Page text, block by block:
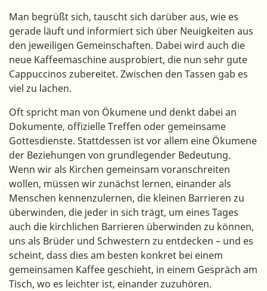
Man begrüßt sich, tauscht sich darüber aus, wie es
gerade läuft und informiert sich über Neuigkeiten aus
den jeweiligen Gemeinschaften. Dabei wird auch die
neue Kaffeemaschine ausprobiert, die nun sehr gute
Cappuccinos zubereitet. Zwischen den Tassen gab es
viel zu lachen.
Oft spricht man von Ökumene und denkt dabei an
Dokumente, offizielle Treffen oder gemeinsame
Gottesdienste. Stattdessen ist vor allem eine Ökumene
der Beziehungen von grundlegender Bedeutung.
Wenn wir als Kirchen gemeinsam voranschreiten
wollen, müssen wir zunächst lernen, einander als
Menschen kennenzulernen, die kleinen Barrieren zu
überwinden, die jeder in sich trägt, um eines Tages
auch die kirchlichen Barrieren überwinden zu können,
uns als Brüder und Schwestern zu entdecken – und es
scheint, dass dies am besten konkret bei einem
gemeinsamen Kaffee geschieht, in einem Gespräch am
Tisch, wo es leichter ist, einander zuzuhören.